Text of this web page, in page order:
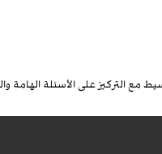
على الأسئلة الهامة